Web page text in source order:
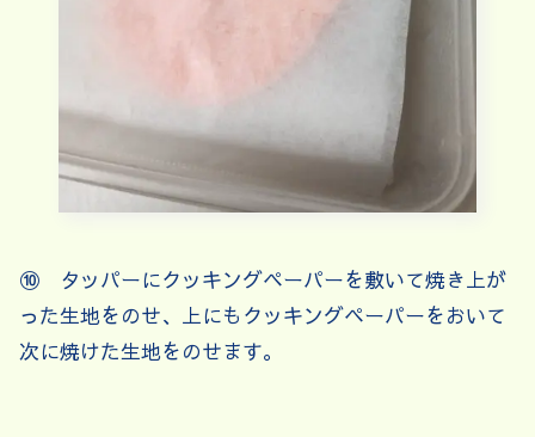
⑩ タッパーにクッキングペーパーを敷いて焼き上が
った生地をのせ、上にもクッキングペーパーをおいて
次に焼けた生地をのせます。